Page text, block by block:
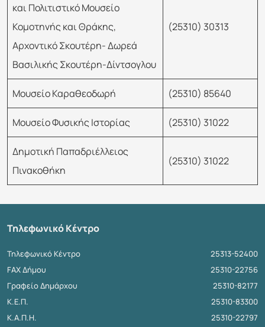
και Πολιτιστικό Μουσείο
Κομοτηνής και Θράκης,
Αρχοντικό Σκουτέρη- Δωρεά
Βασιλικής Σκουτέρη-Δίντσογλου
(25310) 30313
Μουσείο Καραθεοδωρή (25310) 85640
Μουσείο Φυσικής Ιστορίας (25310) 31022
Δημοτική Παπαδριέλλειος
Πινακοθήκη
(25310) 31022
Τηλεφωνικό Κέντρο
Τηλεφωνικό Κέντρο
25313-52400
FAX Δήμου
25310-22756
Γραφείο Δημάρχου
25310-82177
Κ.Ε.Π.
25310-83300
Κ.Α.Π.Η.
25310-22797